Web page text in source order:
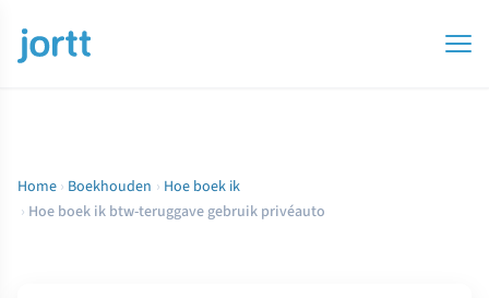
Home › Boekhouden › Hoe boek ik
› Hoe boek ik btw-teruggave gebruik privéauto